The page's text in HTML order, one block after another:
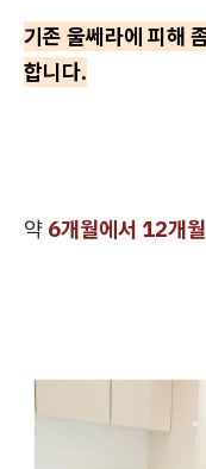
기존 울쎄라에 피해
합니다.
약 6개월에서 12개월